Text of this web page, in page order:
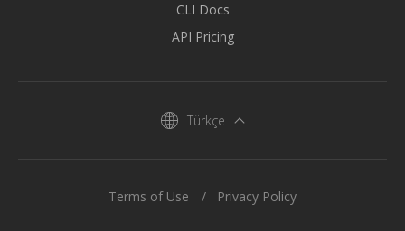
CLI Docs
API Pricing
Türkçe
Terms of Use Privacy Policy